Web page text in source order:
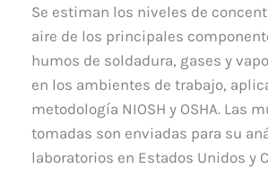
Se estiman los niveles de
aire de los principales
humos de soldadura, gases y
en los ambientes de trabajo,
metodología NIOSH y OSHA. Las
tomadas son enviadas para su
laboratorios en Estados Unidos y